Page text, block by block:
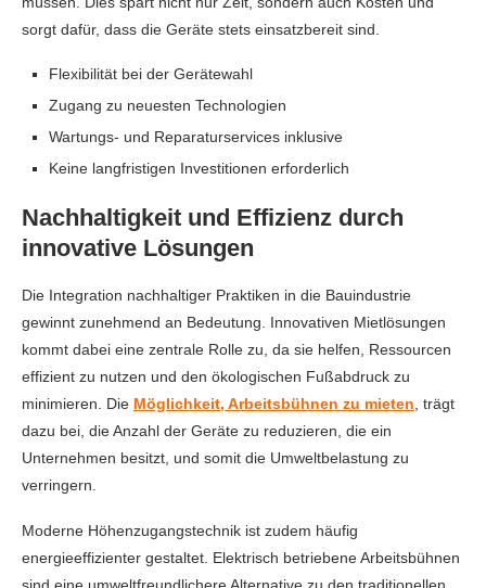
sorgt dafür, dass die Geräte stets einsatzbereit sind.
Flexibilität bei der Gerätewahl
Zugang zu neuesten Technologien
Wartungs- und Reparaturservices inklusive
Keine langfristigen Investitionen erforderlich
Nachhaltigkeit und Effizienz durch
innovative Lösungen
Die Integration nachhaltiger Praktiken in die Bauindustrie
gewinnt zunehmend an Bedeutung. Innovativen Mietlösungen
kommt dabei eine zentrale Rolle zu, da sie helfen, Ressourcen
effizient zu nutzen und den ökologischen Fußabdruck zu
minimieren. Die Möglichkeit, Arbeitsbühnen zu mieten , trägt
dazu bei, die Anzahl der Geräte zu reduzieren, die ein
Unternehmen besitzt, und somit die Umweltbelastung zu
verringern.
Moderne Höhenzugangstechnik ist zudem häufig
energieeffizienter gestaltet. Elektrisch betriebene Arbeitsbühnen